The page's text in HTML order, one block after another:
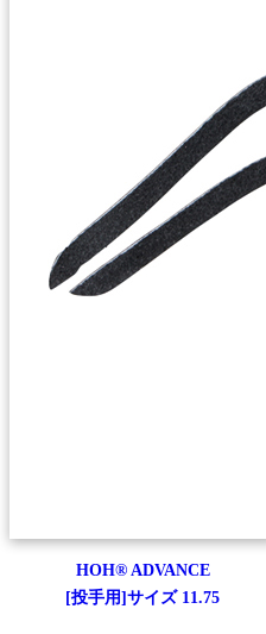
HOH® ADVANCE
[投手用]サイズ 11.75